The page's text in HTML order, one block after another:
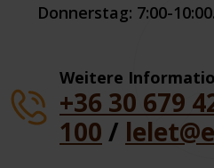
Donnerstag: 7:00-
Weitere
+36 30 679
100 /